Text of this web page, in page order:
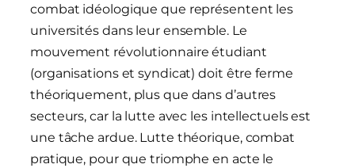
combat idéologique que représentent les
universités dans leur ensemble. Le
mouvement révolutionnaire étudiant
(organisations et syndicat) doit être ferme
théoriquement, plus que dans d’autres
secteurs, car la lutte avec les intellectuels est
une tâche ardue. Lutte théorique, combat
pratique, pour que triomphe en acte le